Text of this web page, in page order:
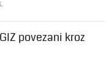
povezani kroz